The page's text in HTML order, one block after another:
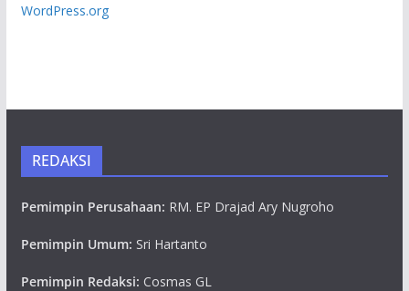
WordPress.org
REDAKSI
Pemimpin Perusahaan: RM. EP Drajad Ary Nugroho
Pemimpin Umum: Sri Hartanto
Pemimpin Redaksi: Cosmas GL